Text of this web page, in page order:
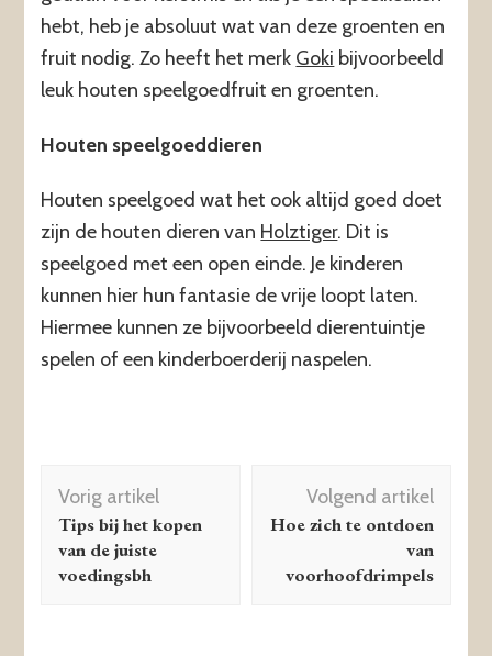
hebt, heb je absoluut wat van deze groenten en
fruit nodig. Zo heeft het merk Goki bijvoorbeeld
leuk houten speelgoedfruit en groenten.
Houten speelgoeddieren
Houten speelgoed wat het ook altijd goed doet
zijn de houten dieren van Holztiger. Dit is
speelgoed met een open einde. Je kinderen
kunnen hier hun fantasie de vrije loopt laten.
Hiermee kunnen ze bijvoorbeeld dierentuintje
spelen of een kinderboerderij naspelen.
Berichtnavigatie
Vorig artikel
Tips bij het kopen
van de juiste
voedingsbh
Volgend artikel
Hoe zich te ontdoen
van
voorhoofdrimpels